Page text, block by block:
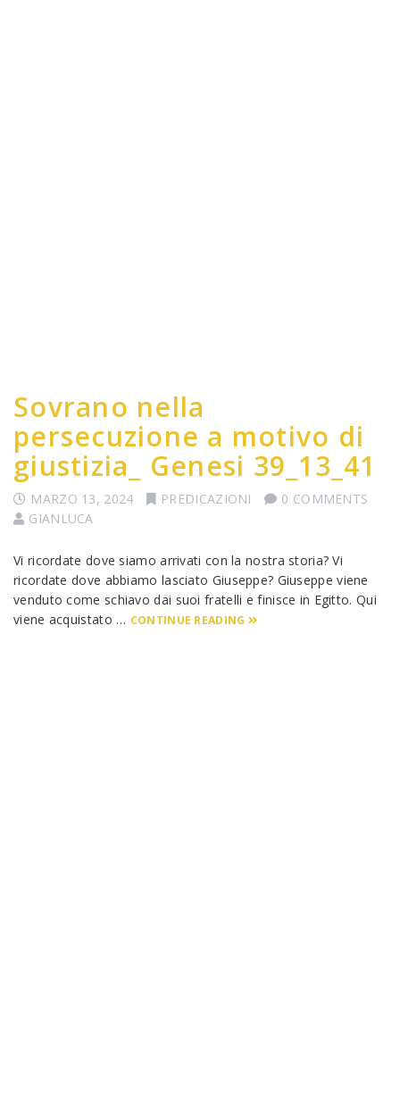
Sovrano nella
persecuzione a motivo di
giustizia_ Genesi 39_13_41
MARZO 13, 2024 PREDICAZIONI
0 COMMENTS
GIANLUCA
Vi ricordate dove siamo arrivati con la nostra storia? Vi
ricordate dove abbiamo lasciato Giuseppe? Giuseppe viene
venduto come schiavo dai suoi fratelli e finisce in Egitto. Qui
viene acquistato … CONTINUE READING